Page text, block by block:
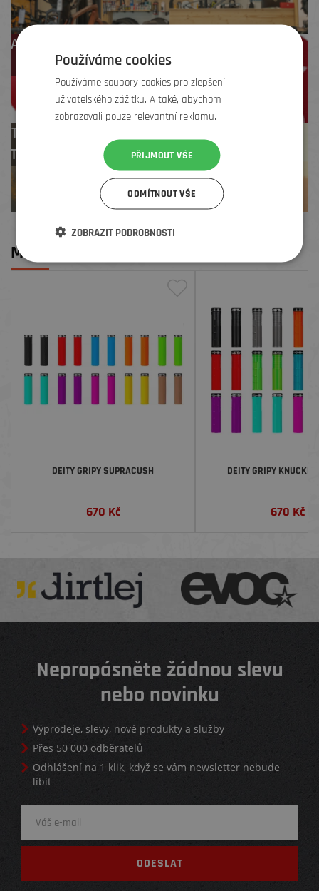
Až 4 % cashback
na další nákup
Test centrum
TREK zdarma
MOHLO BY SE VÁM LÍBIT
DEITY GRIPY SUPRACUSH
670 Kč
DEITY GRIPY
670 Kč
Nepropásněte žádnou slevu
nebo novinku
Výprodeje, slevy, nové produkty a služby
Přes 50 000 odběratelů
Odhlášení na 1 klik, když se vám newsletter nebude
líbit
Používáme cookies
Používáme soubory cookies pro zlepšení
uživatelského zážitku. A také, abychom
zobrazovali pouze relevantní reklamu.
PŘIJMOUT VŠE
ODMÍTNOUT VŠE
ZOBRAZIT PODROBNOSTI